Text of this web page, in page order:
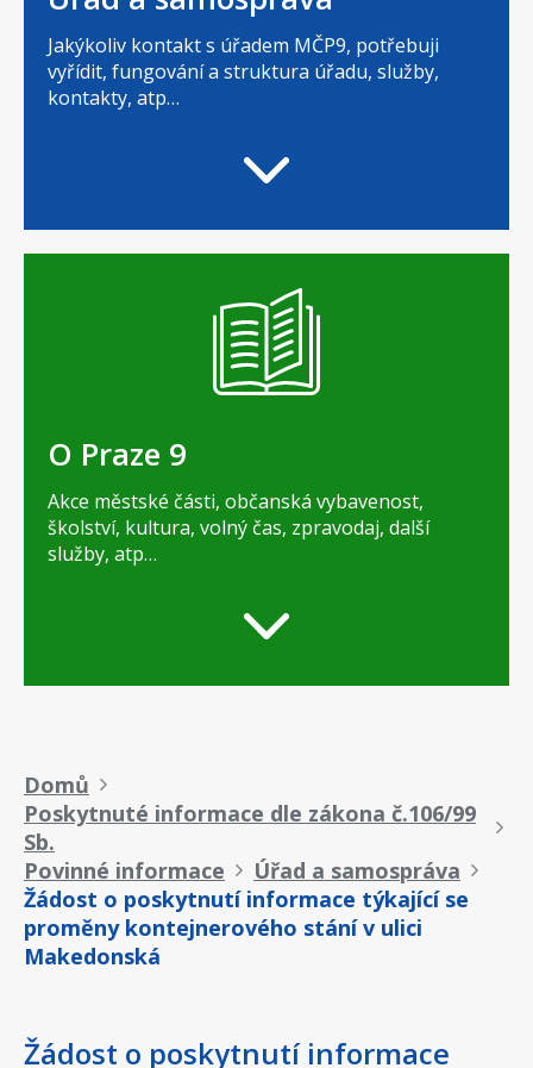
Jakýkoliv kontakt s úřadem MČP9, potřebuji
vyřídit, fungování a struktura úřadu, služby,
kontakty, atp…
O Praze 9
Akce městské části, občanská vybavenost,
školství, kultura, volný čas, zpravodaj, další
služby, atp…
Drobečková
navigace
Domů
Poskytnuté informace dle zákona č.106/99
Sb.
Povinné informace
Úřad a samospráva
Žádost o poskytnutí informace týkající se
proměny kontejnerového stání v ulici
Makedonská
Žádost o poskytnutí informace